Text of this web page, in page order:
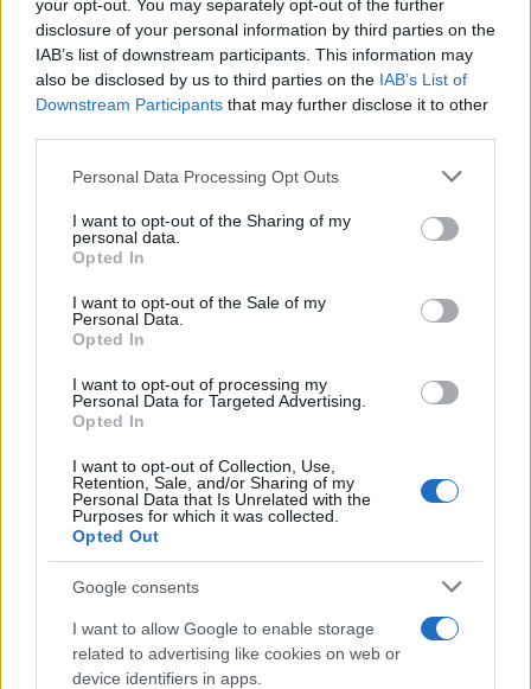
your opt-out. You may separately opt-out of the further
disclosure of your personal information by third parties on the
IAB’s list of downstream participants. This information may
also be disclosed by us to third parties on the IAB’s List of
Downstream Participants that may further disclose it to other
Please note that this website/app uses one or more Google
not limited to your visit or usage behaviour. You may click to
grant or deny consent to Google and its third-party tags to
use your data for below specified purposes in below Google
consent section.
Personal Data Processing Opt Outs
I want to opt-out of the Sharing of my
personal data.
Opted In
I want to opt-out of the Sale of my
Personal Data.
Opted In
I want to opt-out of processing my
Personal Data for Targeted Advertising.
Opted In
I want to opt-out of Collection, Use,
Retention, Sale, and/or Sharing of my
Personal Data that Is Unrelated with the
Purposes for which it was collected.
Opted Out
Google consents
I want to allow Google to enable storage
related to advertising like cookies on web or
device identifiers in apps.